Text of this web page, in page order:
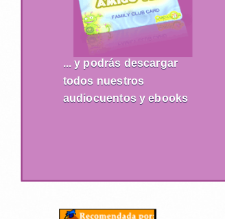
... y podrás descargar
todos nuestros
audiocuentos y ebooks